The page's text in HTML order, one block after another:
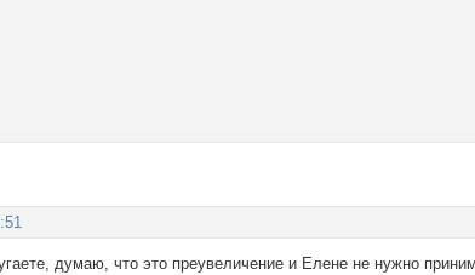
думаю, что это преувеличение и Елене не нужно